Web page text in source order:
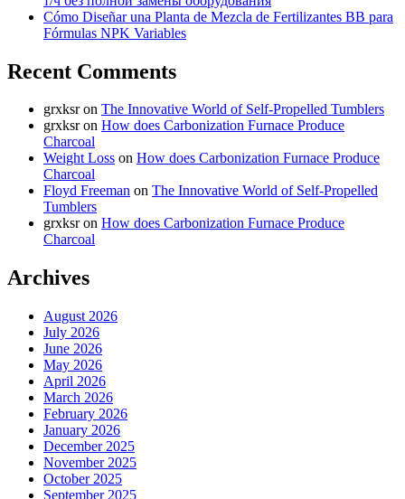
Cómo Diseñar una Planta de Mezcla de Fertilizantes BB para
Fórmulas NPK Variables
Recent Comments
grxksron The Innovative World of Self-Propelled Tumblers
grxksron How does Carbonization Furnace Produce
Charcoal
Weight Loss on How does Carbonization Furnace Produce
Charcoal
Floyd Freeman on The Innovative World of Self-Propelled
Tumblers
grxksron How does Carbonization Furnace Produce
Charcoal
Archives
August 2026
July 2026
June 2026
May 2026
April 2026
March 2026
February 2026
January 2026
December 2025
November 2025
October 2025
September 2025